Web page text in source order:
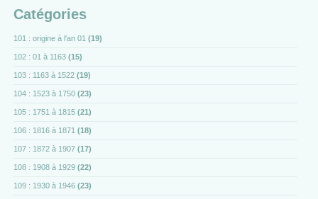
Catégories
101 : origine à l'an 01 (19)
102 : 01 à 1163 (15)
103 : 1163 à 1522 (19)
104 : 1523 à 1750 (23)
105 : 1751 à 1815 (21)
106 : 1816 à 1871 (18)
107 : 1872 à 1907 (17)
108 : 1908 à 1929 (22)
109 : 1930 à 1946 (23)